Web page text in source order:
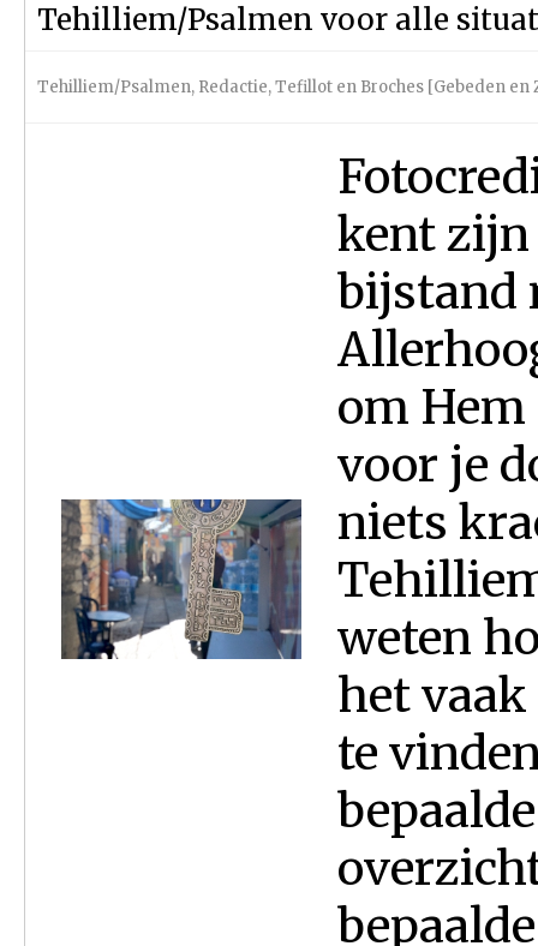
Tehilliem/Psalmen voor alle
Tehilliem/Psalmen, Redactie,Tefillot en Broches [Gebeden en
kent zijn
bijstand
om
voor je
niets
weten
het
te